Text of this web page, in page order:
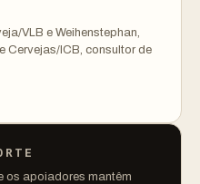
VLB e Weihenstephan,
Cervejas/ICB, consultor de
os apoiadores mantêm